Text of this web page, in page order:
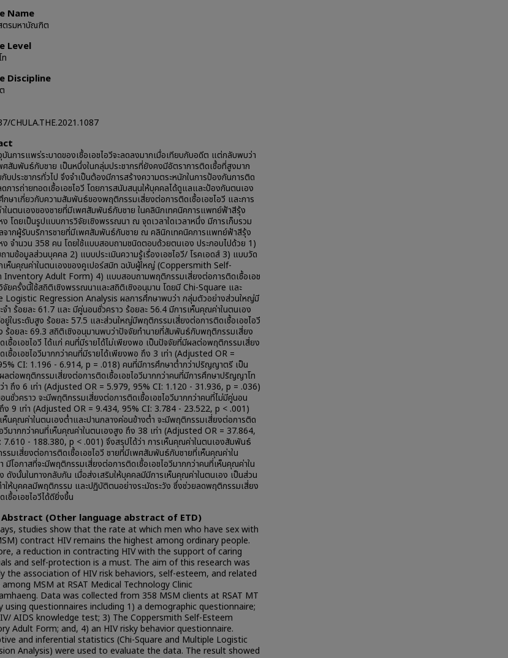
Name
ตรมหาบัณฑิต
Level
Discipline
CHULA.THE.2021.1087
บันการแพร่ระบาดของเชื้อเอชไอวีจะลดลงมากเมื่อเทียบกับอดีต แต่กลับพบว่า
ศสัมพันธ์กับชาย เป็นหนึ่งในกลุ่มประชากรที่ยังคงมีอัตราการติดเชื้อที่สูงมาก
กับประชากรทั่วไป จึงจำเป็นต้องมีการสร้างความตระหนักในการป้องกันการติด
ดการถ่ายทอดเชื้อเอชไอวี โดยการสนับสนุนให้บุคคลได้ดูแลและป้องกันตนเอง
กษาเกี่ยวกับความสัมพันธ์ของพฤติกรรมเสี่ยงต่อการติดเชื้อเอชไอวี และการ
ในตนเองของชายที่มีเพศสัมพันธ์กับชาย ในคลินิกเทคนิคการแพทย์ฟ้าสีรุ้ง
ง โดยเป็นรูปแบบการวิจัยเชิงพรรณนา ณ จุดเวลาใดเวลาหนึ่ง มีการเก็บรวม
จากผู้รับบริการชายที่มีเพศสัมพันธ์กับชาย ณ คลินิกเทคนิคการแพทย์ฟ้าสีรุ้ง
ง จำนวน 358 คน โดยใช้แบบสอบถามชนิดตอบด้วยตนเอง ประกอบไปด้วย 1)
ามข้อมูลส่วนบุคคล 2) แบบประเมินความรู้เรื่องเอชไอวี/ โรคเอดส์ 3) แบบวัด
เห็นคุณค่าในตนเองของคูเปอร์สมิท ฉบับผู้ใหญ่ (Coppersmith Self-
Inventory Adult Form) 4) แบบสอบถามพฤติกรรมเสี่ยงต่อการติดเชื้อเอช
จัยครั้งนี้ใช้สถิติเชิงพรรณนาและสถิติเชิงอนุมาน โดยมี Chi-Square และ
Logistic Regression Analysis ผลการศึกษาพบว่า กลุ่มตัวอย่างส่วนใหญ่มี
จำ ร้อยละ 61.7 และ มีคู่นอนชั่วคราว ร้อยละ 56.4 มีการเห็นคุณค่าในตนเอง
ยู่ในระดับสูง ร้อยละ 57.5 และส่วนใหญ่มีพฤติกรรมเสี่ยงต่อการติดเชื้อเอชไอวี
ร้อยละ 69.3 สถิติเชิงอนุมานพบว่าปัจจัยทำนายที่สัมพันธ์กับพฤติกรรมเสี่ยง
เชื้อเอชไอวี ได้แก่ คนที่มีรายได้ไม่เพียงพอ เป็นปัจจัยที่มีผลต่อพฤติกรรมเสี่ยง
เชื้อเอชไอวีมากกว่าคนที่มีรายได้เพียงพอ ถึง 3 เท่า (Adjusted OR =
CI: 1.196 - 6.914, p = .018) คนที่มีการศึกษาต่ำกว่าปริญญาตรี เป็น
ลต่อพฤติกรรมเสี่ยงต่อการติดเชื้อเอชไอวีมากกว่าคนที่มีการศึกษาปริญญาโท
า ถึง 6 เท่า (Adjusted OR = 5.979, 95% CI: 1.120 - 31.936, p = .036)
นชั่วคราว จะมีพฤติกรรมเสี่ยงต่อการติดเชื้อเอชไอวีมากกว่าคนที่ไม่มีคู่นอน
ง 9 เท่า (Adjusted OR = 9.434, 95% CI: 3.784 - 23.522, p < .001)
ห็นคุณค่าในตนเองต่ำและปานกลางค่อนข้างต่ำ จะมีพฤติกรรมเสี่ยงต่อการติด
อวีมากกว่าคนที่เห็นคุณค่าในตนเองสูง ถึง 38 เท่า (Adjusted OR = 37.864,
7.610 - 188.380, p < .001) จึงสรุปได้ว่า การเห็นคุณค่าในตนเองสัมพันธ์
รมเสี่ยงต่อการติดเชื้อเอชไอวี ชายที่มีเพศสัมพันธ์กับชายที่เห็นคุณค่าใน
มีโอกาสที่จะมีพฤติกรรมเสี่ยงต่อการติดเชื้อเอชไอวีมากกว่าคนที่เห็นคุณค่าใน
ดังนั้นในทางกลับกัน เมื่อส่งเสริมให้บุคคลมีมีการเห็นคุณค่าในตนเอง เป็นส่วน
ให้บุคคลมีพฤติกรรม และปฏิบัติตนอย่างระมัดระวัง ซึ่งช่วยลดพฤติกรรมเสี่ยง
ชื้อเอชไอวีได้ดียิ่งขึ้น
(Other language abstract of ETD)
studies show that the rate at which men who have sex with
contract HIV remains the highest among ordinary people.
a reduction in contracting HIV with the support of caring
and self-protection is a must. The aim of this research was
the association of HIV risk behaviors, self-esteem, and related
MSM at RSAT Medical Technology Clinic
Data was collected from 358 MSM clients at RSAT MT
using questionnaires including 1) a demographic questionnaire;
AIDS knowledge test; 3) The Coppersmith Self-Esteem
Adult Form; and, 4) an HIV risky behavior questionnaire.
and inferential statistics (Chi-Square and Multiple Logistic
Analysis) were used to evaluate the data. The result showed